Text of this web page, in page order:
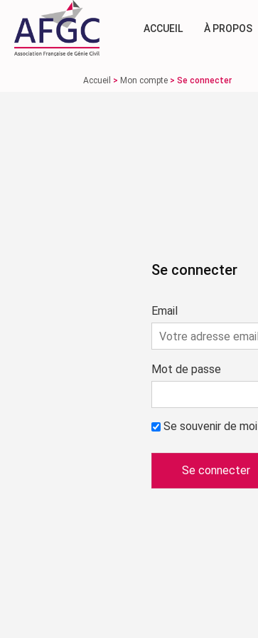
ACCUEIL À PROPOS
Accueil > Mon compte > Se connecter
Se connecter
Email
Mot de passe
Se souvenir de moi